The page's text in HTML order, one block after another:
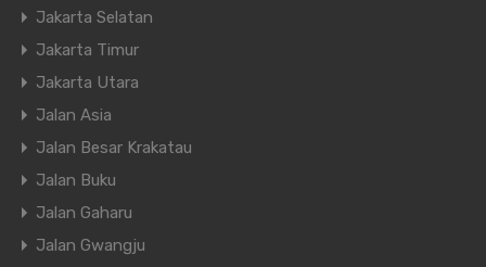
Jakarta Selatan
Jakarta Timur
Jakarta Utara
Jalan Asia
Jalan Besar Krakatau
Jalan Buku
Jalan Gaharu
Jalan Gwangju